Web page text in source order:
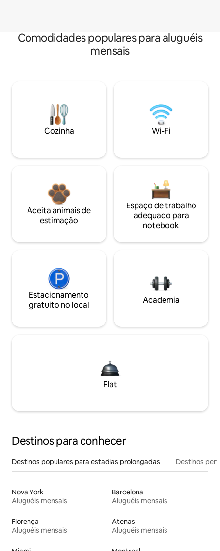
Comodidades populares para aluguéis
mensais
Cozinha Wi-Fi
Aceita animais de
estimação
Espaço de trabalho
adequado para
notebook
Estacionamento
gratuito no local
Academia
Flat
Destinos para conhecer
Destinos populares para estadias prolongadas Destinos
Nova York
Aluguéis mensais
Barcelona
Aluguéis mensais
Florença
Aluguéis mensais
Atenas
Aluguéis mensais